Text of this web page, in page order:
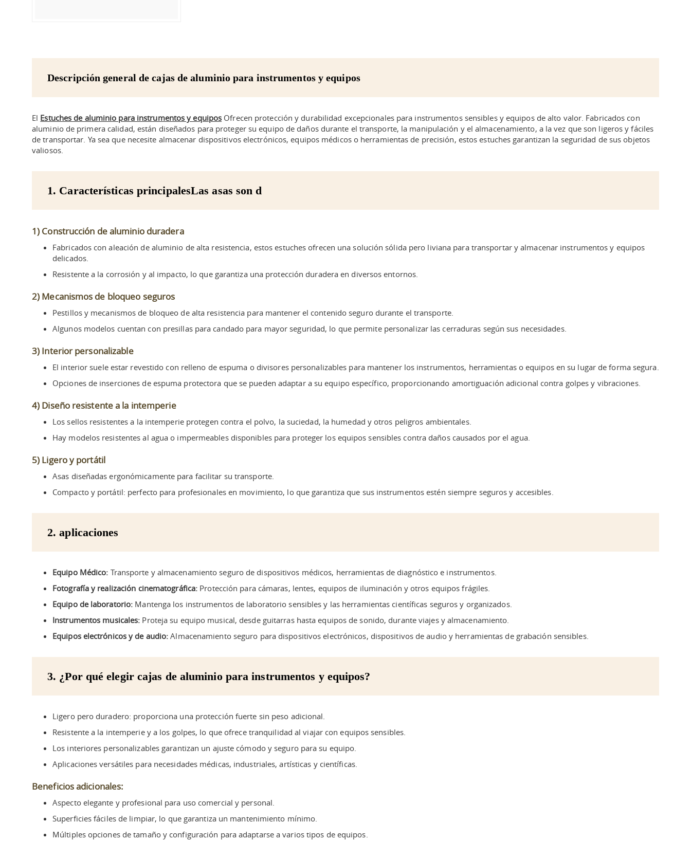
Descripción general de cajas de aluminio para instrumentos y equipos
El Estuches de aluminio para instrumentos y equipos Ofrecen protección y durabilidad excepcionales para instrumentos sensibles y equipos de alto valor. Fabricados con
aluminio de primera calidad, están diseñados para proteger su equipo de daños durante el transporte, la manipulación y el almacenamiento, a la vez que son ligeros y fáciles
de transportar. Ya sea que necesite almacenar dispositivos electrónicos, equipos médicos o herramientas de precisión, estos estuches garantizan la seguridad de sus objetos
valiosos.
1. Características principalesLas asas son d
1) Construcción de aluminio duradera
Fabricados con aleación de aluminio de alta resistencia, estos estuches ofrecen una solución sólida pero liviana para transportar y almacenar instrumentos y equipos
delicados.
Resistente a la corrosión y al impacto, lo que garantiza una protección duradera en diversos entornos.
2) Mecanismos de bloqueo seguros
Pestillos y mecanismos de bloqueo de alta resistencia para mantener el contenido seguro durante el transporte.
Algunos modelos cuentan con presillas para candado para mayor seguridad, lo que permite personalizar las cerraduras según sus necesidades.
3) Interior personalizable
El interior suele estar revestido con relleno de espuma o divisores personalizables para mantener los instrumentos, herramientas o equipos en su lugar de forma segura.
Opciones de inserciones de espuma protectora que se pueden adaptar a su equipo específico, proporcionando amortiguación adicional contra golpes y vibraciones.
4) Diseño resistente a la intemperie
Los sellos resistentes a la intemperie protegen contra el polvo, la suciedad, la humedad y otros peligros ambientales.
Hay modelos resistentes al agua o impermeables disponibles para proteger los equipos sensibles contra daños causados ​​por el agua.
5) Ligero y portátil
Asas diseñadas ergonómicamente para facilitar su transporte.
Compacto y portátil: perfecto para profesionales en movimiento, lo que garantiza que sus instrumentos estén siempre seguros y accesibles.
2. aplicaciones
Equipo Médico: Transporte y almacenamiento seguro de dispositivos médicos, herramientas de diagnóstico e instrumentos.
Fotografía y realización cinematográfica: Protección para cámaras, lentes, equipos de iluminación y otros equipos frágiles.
Equipo de laboratorio: Mantenga los instrumentos de laboratorio sensibles y las herramientas científicas seguros y organizados.
Instrumentos musicales: Proteja su equipo musical, desde guitarras hasta equipos de sonido, durante viajes y almacenamiento.
Equipos electrónicos y de audio:Almacenamiento seguro para dispositivos electrónicos, dispositivos de audio y herramientas de grabación sensibles.
3. ¿Por qué elegir cajas de aluminio para instrumentos y equipos?
Ligero pero duradero: proporciona una protección fuerte sin peso adicional.
Resistente a la intemperie y a los golpes, lo que ofrece tranquilidad al viajar con equipos sensibles.
Los interiores personalizables garantizan un ajuste cómodo y seguro para su equipo.
Aplicaciones versátiles para necesidades médicas, industriales, artísticas y científicas.
Beneficios adicionales:
Aspecto elegante y profesional para uso comercial y personal.
Superficies fáciles de limpiar, lo que garantiza un mantenimiento mínimo.
Múltiples opciones de tamaño y configuración para adaptarse a varios tipos de equipos.